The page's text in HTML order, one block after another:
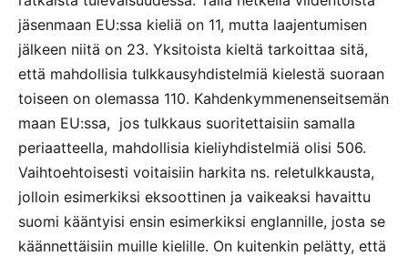
jäsenmaan EU:ssa kieliä on 11, mutta laajentumisen
jälkeen niitä on 23. Yksitoista kieltä tarkoittaa sitä,
että mahdollisia tulkkausyhdistelmiä kielestä suoraan
toiseen on olemassa 110. Kahdenkymmenenseitsemän
maan EU:ssa, jos tulkkaus suoritettaisiin samalla
periaatteella, mahdollisia kieliyhdistelmiä olisi 506.
Vaihtoehtoisesti voitaisiin harkita ns. reletulkkausta,
jolloin esimerkiksi eksoottinen ja vaikeaksi havaittu
suomi kääntyisi ensin esimerkiksi englannille, josta se
käännettäisiin muille kielille. On kuitenkin pelätty, että